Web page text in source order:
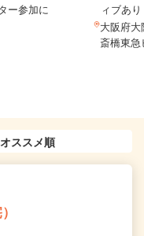
ー参加に
ィブあ
大阪府
斎橋東急